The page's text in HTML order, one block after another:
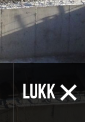
LUKK